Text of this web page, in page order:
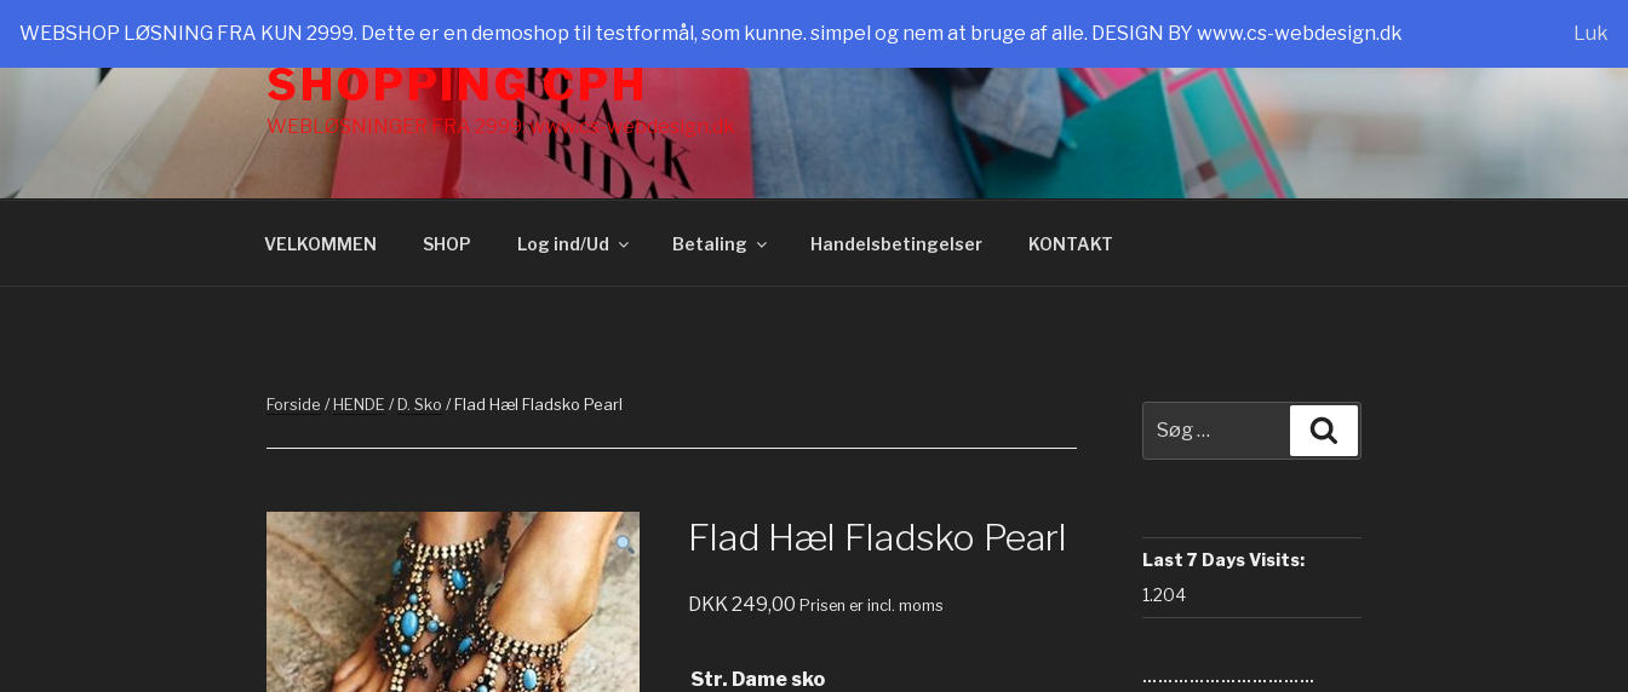
indhold
SHOPPING CPH
WEBLØSNINGER FRA 2999: www.cs-webdesign.dk
VELKOMMEN SHOP Log ind/Ud Betaling Handelsbetingelser KONTAKT
Forside /HENDE /D. Sko / Flad Hæl Fladsko Pearl
Flad Hæl Fladsko Pearl
DKK 249,00 Prisen er incl. moms
Str. Dame sko
efter:
Last 7 Days Visits:
1.204
……………………………
WEBSHOP LØSNING FRA KUN 2999. Dette er en demoshop til testformål, som kunne. simpel og nem at bruge af alle. DESIGN BY www.cs-webdesign.dk Luk